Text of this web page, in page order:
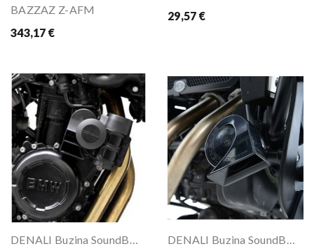
BAZZAZ Z-AFM
343,17 €
29,57 €
DENALI Buzina SoundBOMB 120dB HORN
DENALI Buzina SoundBOMB Mini